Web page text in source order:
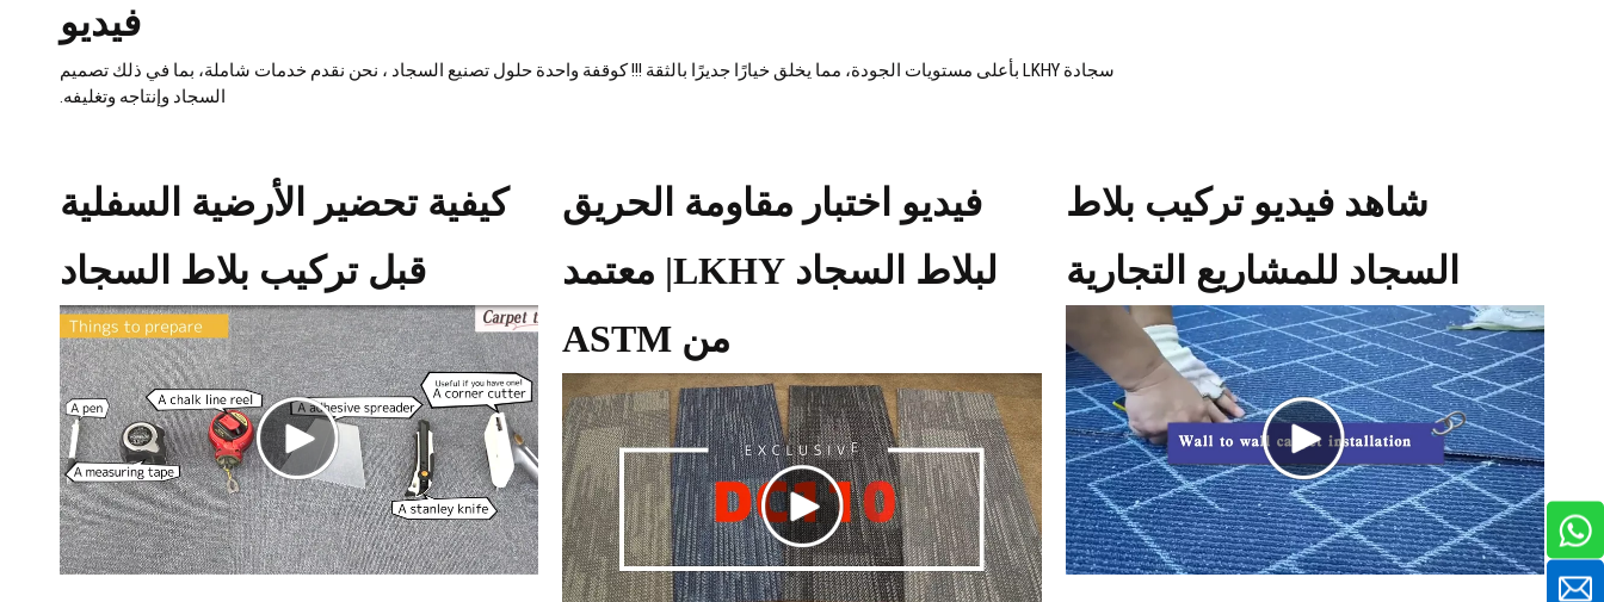
فيديو
سجادة LKHY بأعلى مستويات الجودة، مما يخلق خيارًا جديرًا بالثقة !!! كوقفة واحدة حلول تصنيع السجاد ، نحن نقدم خدمات شاملة، بما في ذلك تصميم
السجاد وإنتاجه وتغليفه.
كيفية تحضير الأرضية السفلية
قبل تركيب بلاط السجاد
فيديو اختبار مقاومة الحريق
لبلاط السجاد LKHY| معتمد
من ASTM
شاهد فيديو تركيب بلاط
السجاد للمشاريع التجارية